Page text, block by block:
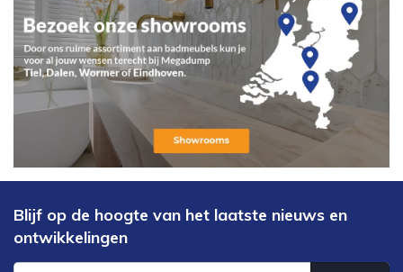
Blijf op de hoogte van het laatste nieuws en
ontwikkelingen